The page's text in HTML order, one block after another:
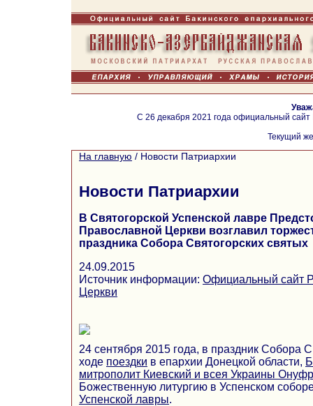
С 26 декабря 2021 года официальный
Текущий
На главную / Новости Патриархии
Новости Патриархии
В Святогорской Успенской лавре
Православной Церкви возглавил
праздника Собора Святогорских святых
24.09.2015
Источник информации: Официальный сайт
Церкви
24 сентября 2015 года, в праздник Собора
ходе поездки в епархии Донецкой области,
митрополит Киевский и всея Украины
Божественную литургию в Успенском
Успенской лавры.